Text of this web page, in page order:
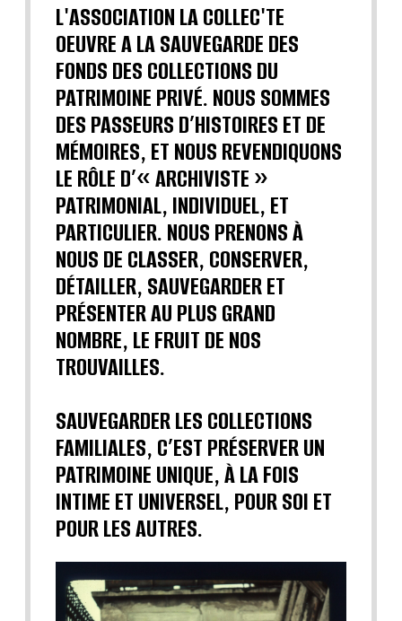
L'ASSOCIATION LA COLLEC'TE
OEUVRE A LA SAUVEGARDE DES
FONDS DES COLLECTIONS DU
PATRIMOINE PRIVÉ. NOUS SOMMES
DES PASSEURS D’HISTOIRES ET DE
MÉMOIRES, ET NOUS REVENDIQUONS
LE RÔLE D’« ARCHIVISTE »
PATRIMONIAL, INDIVIDUEL, ET
PARTICULIER. NOUS PRENONS À
NOUS DE CLASSER, CONSERVER,
DÉTAILLER, SAUVEGARDER ET
PRÉSENTER AU PLUS GRAND
NOMBRE, LE FRUIT DE NOS
TROUVAILLES.
SAUVEGARDER LES COLLECTIONS
FAMILIALES, C’EST PRÉSERVER UN
PATRIMOINE UNIQUE, À LA FOIS
INTIME ET UNIVERSEL, POUR SOI ET
POUR LES AUTRES.